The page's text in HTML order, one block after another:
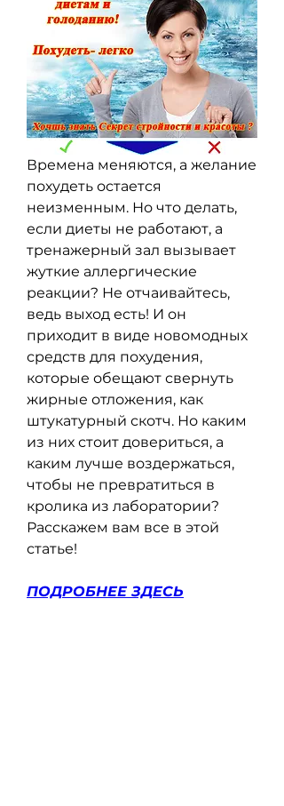
Времена меняются, а желание
похудеть остается
неизменным. Но что делать,
если диеты не работают, а
тренажерный зал вызывает
жуткие аллергические
реакции? Не отчаивайтесь,
ведь выход есть! И он
приходит в виде новомодных
средств для похудения,
которые обещают свернуть
жирные отложения, как
штукатурный скотч. Но каким
из них стоит довериться, а
каким лучше воздержаться,
чтобы не превратиться в
кролика из лаборатории?
Расскажем вам все в этой
статье!
ПОДРОБНЕЕ ЗДЕСЬ